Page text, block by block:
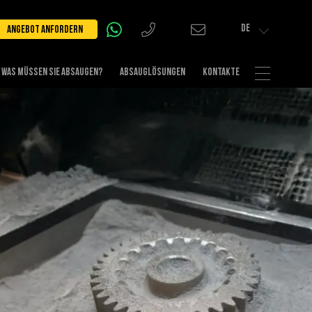
ANGEBOT ANFORDERN DE
WAS MÜSSEN SIE ABSAUGEN? ABSAUGLÖSUNGEN KONTAKTE